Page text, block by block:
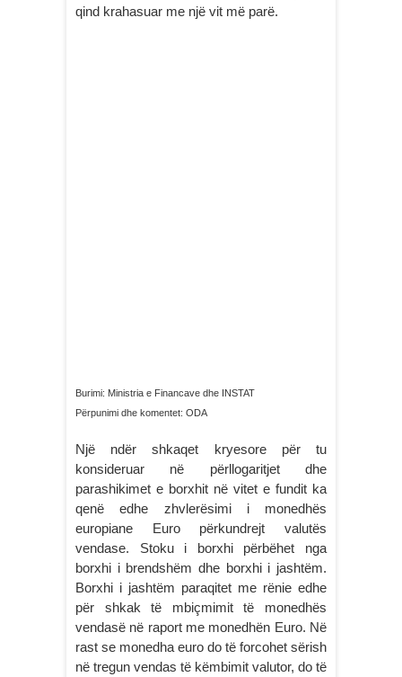
qind krahasuar me një vit më parë.
Burimi: Ministria e Financave dhe INSTAT
Përpunimi dhe komentet: ODA
Një ndër shkaqet kryesore për tu
konsideruar në përllogaritjet dhe
parashikimet e borxhit në vitet e fundit ka
qenë edhe zhvlerësimi i monedhës
europiane Euro përkundrejt valutës
vendase. Stoku i borxhi përbëhet nga
borxhi i brendshëm dhe borxhi i jashtëm.
Borxhi i jashtëm paraqitet me rënie edhe
për shkak të mbiçmimit të monedhës
vendasë në raport me monedhën Euro. Në
rast se monedha euro do të forcohet sërish
në tregun vendas të këmbimit valutor, do të